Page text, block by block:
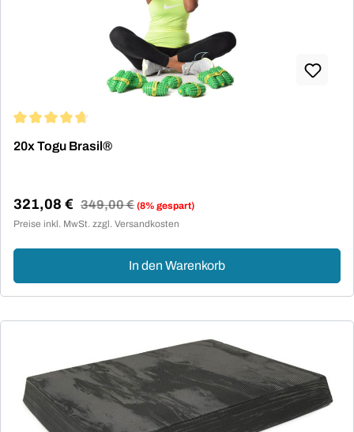
20x Togu Brasil®
Verkaufspreis:
321,08 € Regulärer Preis:
349,00 € (8% gespart)
Preise inkl. MwSt. zzgl. Versandkosten
In den Warenkorb